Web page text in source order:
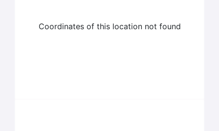
Coordinates of this location not found